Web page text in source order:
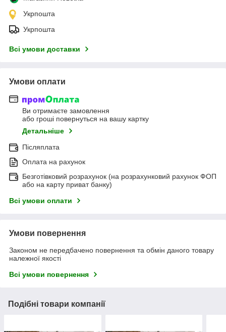
Укрпошта
Укрпошта
Всі умови доставки
Умови оплати
Ви отримаєте замовлення
або гроші повернуться на вашу картку
Детальніше
Післяплата
Оплата на рахунок
Безготівковий розрахунок (на розрахунковий рахунок ФОП
або на карту приват банку)
Всі умови оплати
Умови повернення
Законом не передбачено повернення та обмін даного товару
належної якості
Всі умови повернення
Подібні товари компанії